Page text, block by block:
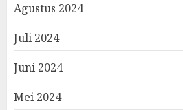
Agustus 2024
Juli 2024
Juni 2024
Mei 2024